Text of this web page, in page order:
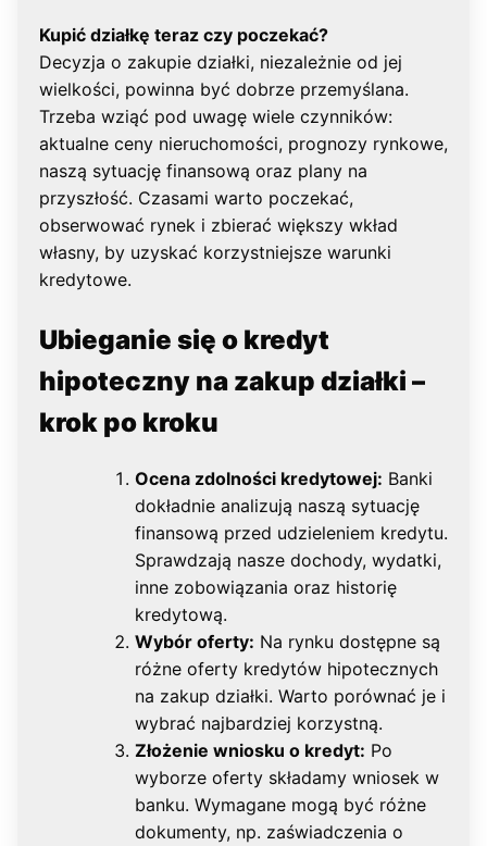
Kupić działkę teraz czy poczekać?
Decyzja o zakupie działki, niezależnie od jej
wielkości, powinna być dobrze przemyślana.
Trzeba wziąć pod uwagę wiele czynników:
aktualne ceny nieruchomości, prognozy rynkowe,
naszą sytuację finansową oraz plany na
przyszłość. Czasami warto poczekać,
obserwować rynek i zbierać większy wkład
własny, by uzyskać korzystniejsze warunki
kredytowe.
Ubieganie się o kredyt
hipoteczny na zakup działki –
krok po kroku
Ocena zdolności kredytowej: Banki
dokładnie analizują naszą sytuację
finansową przed udzieleniem kredytu.
Sprawdzają nasze dochody, wydatki,
inne zobowiązania oraz historię
kredytową.
Wybór oferty: Na rynku dostępne są
różne oferty kredytów hipotecznych
na zakup działki. Warto porównać je i
wybrać najbardziej korzystną.
Złożenie wniosku o kredyt: Po
wyborze oferty składamy wniosek w
banku. Wymagane mogą być różne
dokumenty, np. zaświadczenia o